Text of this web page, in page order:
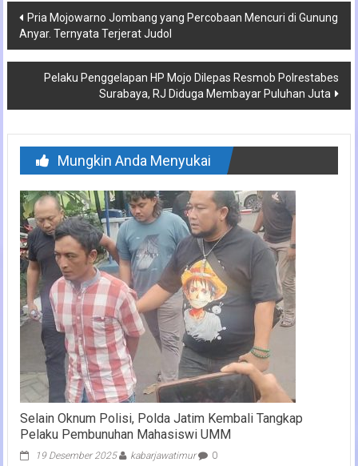
Navigasi
pos
Pria Mojowarno Jombang yang Percobaan Mencuri di Gunung
Anyar. Ternyata Terjerat Judol
Pelaku Penggelapan HP Mojo Dilepas Resmob Polrestabes
Surabaya, RJ Diduga Membayar Puluhan Juta
Mungkin Anda Menyukai
Selain Oknum Polisi, Polda Jatim Kembali Tangkap
Pelaku Pembunuhan Mahasiswi UMM
19 Desember 2025 kabarjawatimur 0